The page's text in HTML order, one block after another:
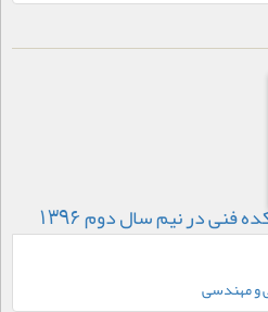
در نیم سال دوم 1396
و مهندسی